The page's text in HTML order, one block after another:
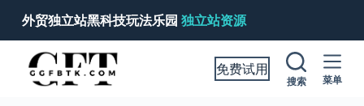
跳
过
内
外贸独立站黑科技玩法乐园 独立站资源
免费试用
搜索 菜单